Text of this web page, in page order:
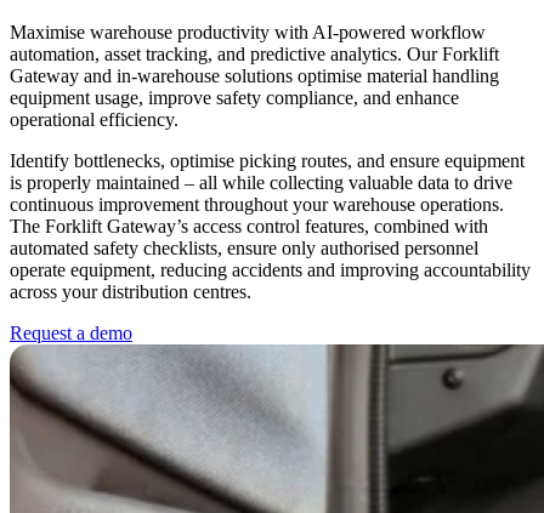
Maximise warehouse productivity with AI-powered workflow
automation, asset tracking, and predictive analytics. Our Forklift
Gateway and in-warehouse solutions optimise material handling
equipment usage, improve safety compliance, and enhance
operational efficiency.
Identify bottlenecks, optimise picking routes, and ensure equipment
is properly maintained – all while collecting valuable data to drive
continuous improvement throughout your warehouse operations.
The Forklift Gateway’s access control features, combined with
automated safety checklists, ensure only authorised personnel
operate equipment, reducing accidents and improving accountability
across your distribution centres.
Request a demo